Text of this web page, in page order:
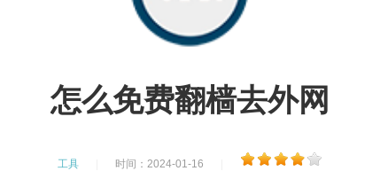
怎么免费翻樯去外网
工具 时间：2024-01-16